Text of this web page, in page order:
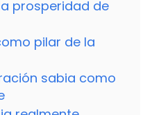
prosperidad de
pilar de la
sabia como